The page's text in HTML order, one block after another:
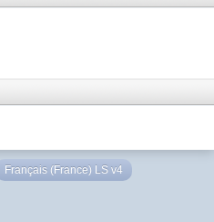
Français (France) LS v4